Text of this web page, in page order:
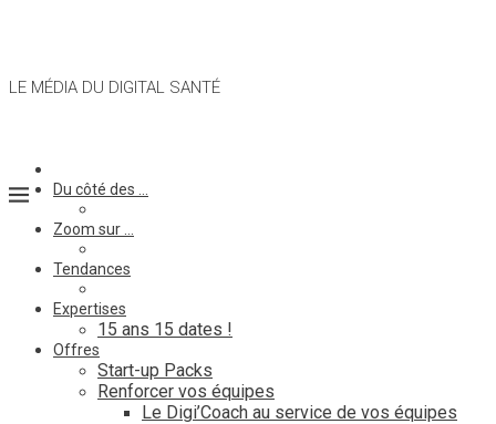
LE MÉDIA DU DIGITAL SANTÉ
Du côté des …
Zoom sur …
Tendances
Expertises
15 ans 15 dates !
Offres
Start-up Packs
Renforcer vos équipes
Le Digi’Coach au service de vos équipes